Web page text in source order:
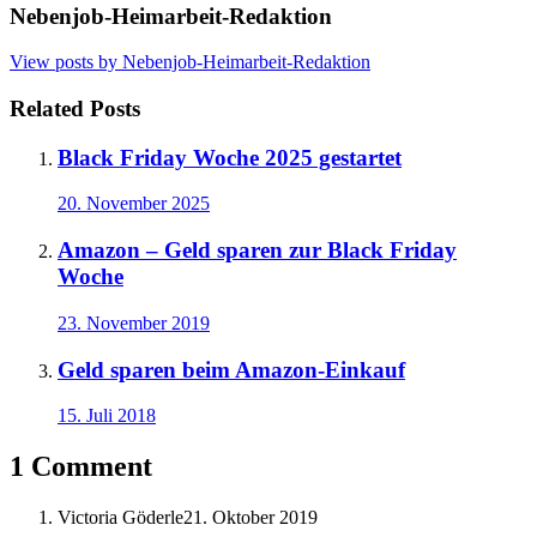
Nebenjob-Heimarbeit-Redaktion
View posts by Nebenjob-Heimarbeit-Redaktion
Related Posts
Black Friday Woche 2025 gestartet
20. November 2025
Amazon – Geld sparen zur Black Friday
Woche
23. November 2019
Geld sparen beim Amazon-Einkauf
15. Juli 2018
1 Comment
Victoria Göderle21. Oktober 2019